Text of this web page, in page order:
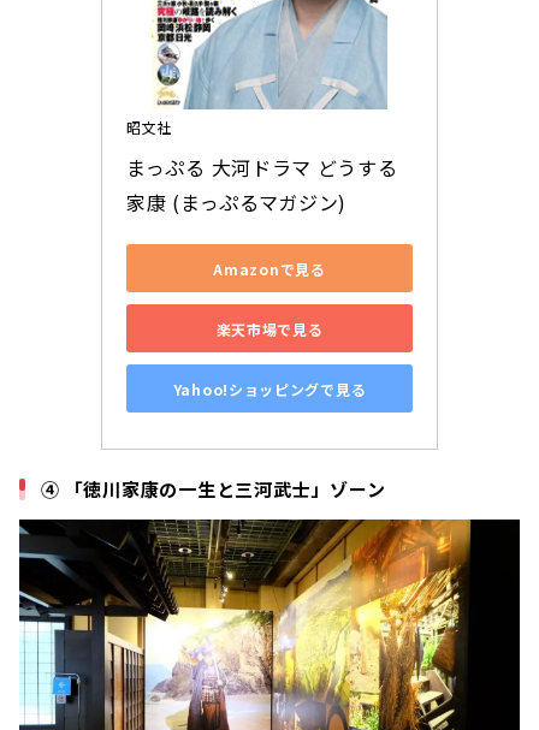
昭文社
まっぷる 大河ドラマ どうする
家康 (まっぷるマガジン)
Amazonで見る
楽天市場で見る
Yahoo!ショッピングで見る
④ 「徳川家康の一生と三河武士」ゾーン